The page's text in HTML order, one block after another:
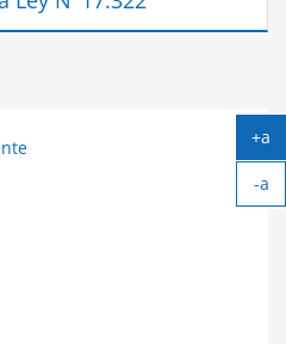
+a
-a